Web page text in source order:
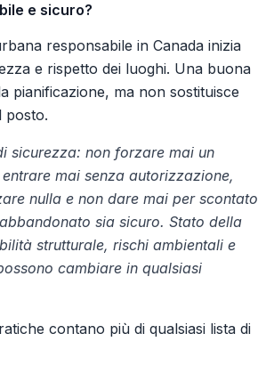
e sicuro?
responsabile in Canada inizia
e rispetto dei luoghi. Una buona
pianificazione, ma non sostituisce
posto.
sicurezza: non forzare mai un
mai senza autorizzazione,
nulla e non dare mai per scontato
sia sicuro. Stato della
strutturale, rischi ambientali e
cambiare in qualsiasi
contano più di qualsiasi lista di